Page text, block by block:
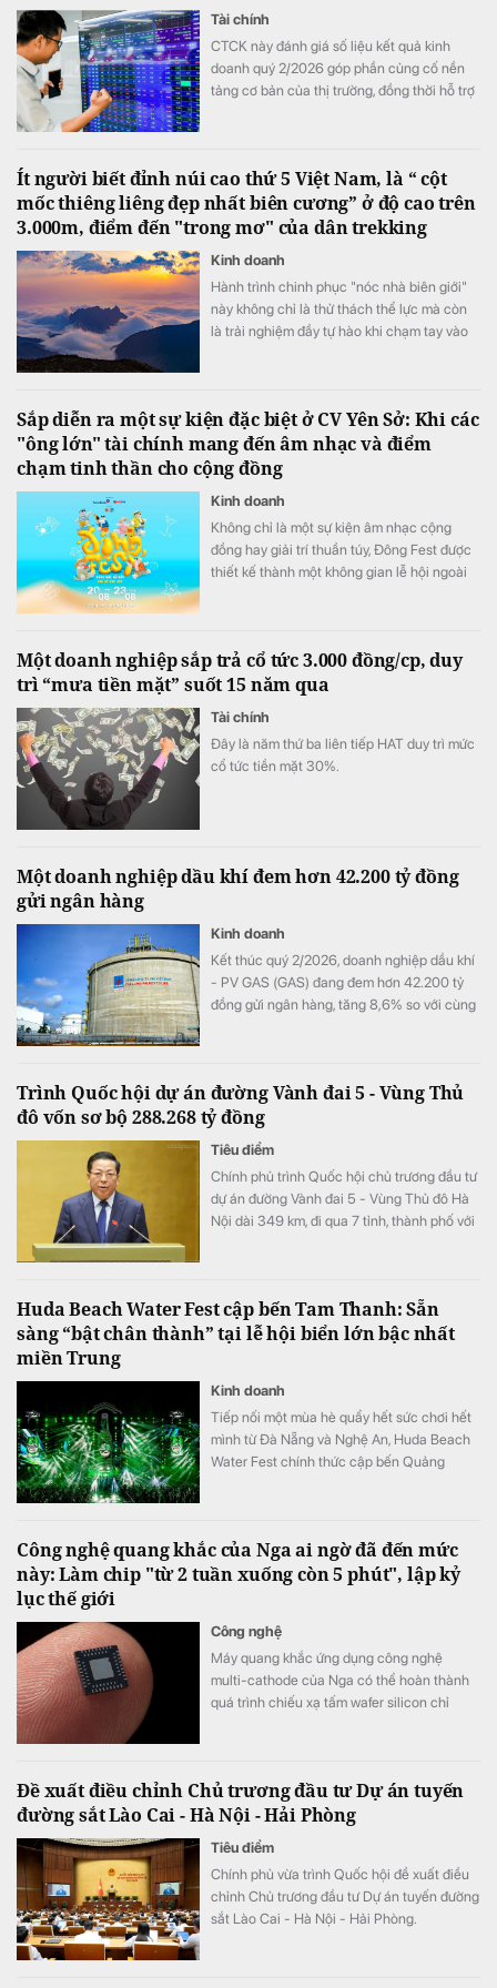
Tài chính
CTCK này đánh giá số liệu kết quả kinh
doanh quý 2/2026 góp phần củng cố nền
tảng cơ bản của thị trường, đồng thời hỗ trợ
Ít người biết đỉnh núi cao thứ 5 Việt Nam, là “ cột
mốc thiêng liêng đẹp nhất biên cương” ở độ cao trên
3.000m, điểm đến "trong mơ" của dân trekking
Kinh doanh
Hành trình chinh phục "nóc nhà biên giới"
này không chỉ là thử thách thể lực mà còn
là trải nghiệm đầy tự hào khi chạm tay vào
Sắp diễn ra một sự kiện đặc biệt ở CV Yên Sở: Khi các
"ông lớn" tài chính mang đến âm nhạc và điểm
chạm tinh thần cho cộng đồng
Kinh doanh
Không chỉ là một sự kiện âm nhạc cộng
đồng hay giải trí thuần túy, Đông Fest được
thiết kế thành một không gian lễ hội ngoài
Một doanh nghiệp sắp trả cổ tức 3.000 đồng/cp, duy
trì “mưa tiền mặt” suốt 15 năm qua
Tài chính
Đây là năm thứ ba liên tiếp HAT duy trì mức
cổ tức tiền mặt 30%.
Một doanh nghiệp dầu khí đem hơn 42.200 tỷ đồng
gửi ngân hàng
Kinh doanh
Kết thúc quý 2/2026, doanh nghiệp dầu khí
- PV GAS (GAS) đang đem hơn 42.200 tỷ
đồng gửi ngân hàng, tăng 8,6% so với cùng
Trình Quốc hội dự án đường Vành đai 5 - Vùng Thủ
đô vốn sơ bộ 288.268 tỷ đồng
Tiêu điểm
Chính phủ trình Quốc hội chủ trương đầu tư
dự án đường Vành đai 5 - Vùng Thủ đô Hà
Nội dài 349 km, đi qua 7 tỉnh, thành phố với
vùng.
Huda Beach Water Fest cập bến Tam Thanh: Sẵn
sàng “bật chân thành” tại lễ hội biển lớn bậc nhất
miền Trung
Kinh doanh
Tiếp nối một mùa hè quẩy hết sức chơi hết
mình từ Đà Nẵng và Nghệ An, Huda Beach
Water Fest chính thức cập bến Quảng
Công nghệ quang khắc của Nga ai ngờ đã đến mức
này: Làm chip "từ 2 tuần xuống còn 5 phút", lập kỷ
lục thế giới
Công nghệ
Máy quang khắc ứng dụng công nghệ
multi-cathode của Nga có thể hoàn thành
quá trình chiếu xạ tấm wafer silicon chỉ
Đề xuất điều chỉnh Chủ trương đầu tư Dự án tuyến
đường sắt Lào Cai - Hà Nội - Hải Phòng
Tiêu điểm
Chính phủ vừa trình Quốc hội đề xuất điều
chỉnh Chủ trương đầu tư Dự án tuyến đường
sắt Lào Cai - Hà Nội - Hải Phòng.